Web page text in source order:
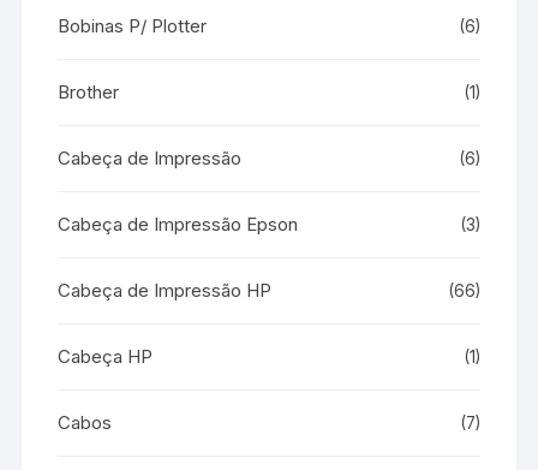
Bobinas P/ Plotter (6)
Brother (1)
Cabeça de Impressão (6)
Cabeça de Impressão Epson (3)
Cabeça de Impressão HP (66)
Cabeça HP (1)
Cabos (7)